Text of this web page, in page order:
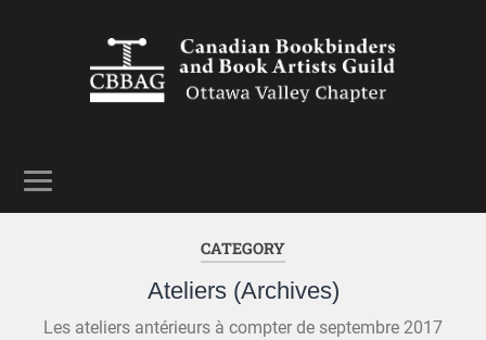
CATEGORY
Ateliers (Archives)
Les ateliers antérieurs à compter de septembre 2017